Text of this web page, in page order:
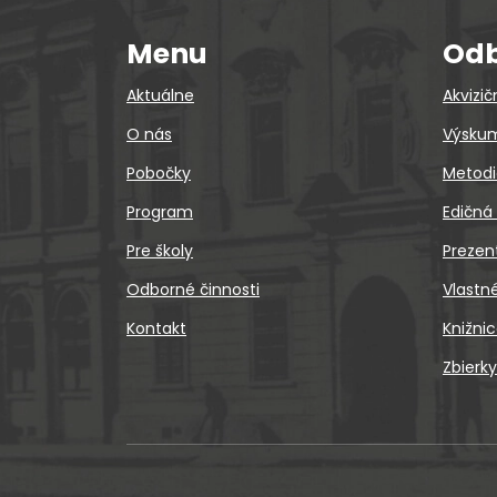
Menu
Aktuálne
O nás
Pobočky
Program
Pre školy
Odborné činnosti
Kontakt
Zbierky